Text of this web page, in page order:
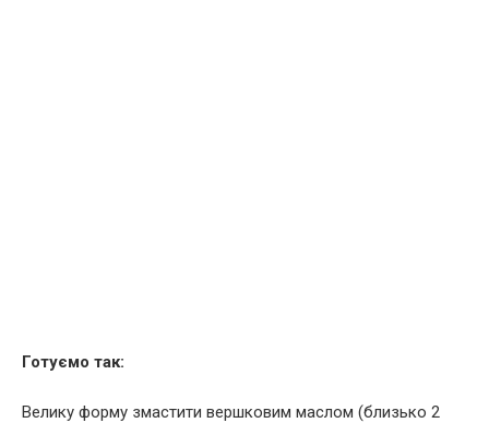
Готуємо так:
Велику форму змастити вершковим маслом (близько 2